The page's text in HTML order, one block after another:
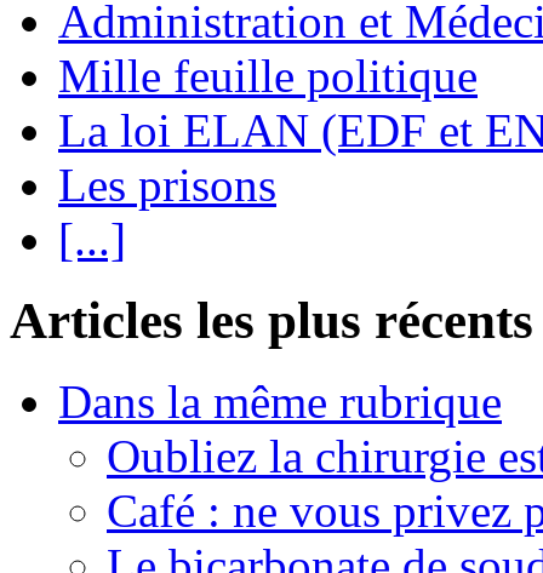
Administration et
Mille feuille politique
La loi ELAN (EDF et
Les prisons
[...]
Articles les plus récents
Dans la même rubrique
Oubliez la chirurgie
Café : ne vous privez